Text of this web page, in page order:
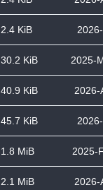
2.4 KiB
30.2 KiB 2025-
40.9 KiB 2026-
45.7 KiB
1.8 MiB 2025-
2.1 MiB 2026-